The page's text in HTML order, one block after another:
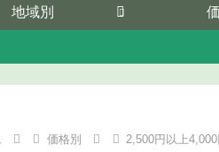
地域別
価格別 2,500円以上